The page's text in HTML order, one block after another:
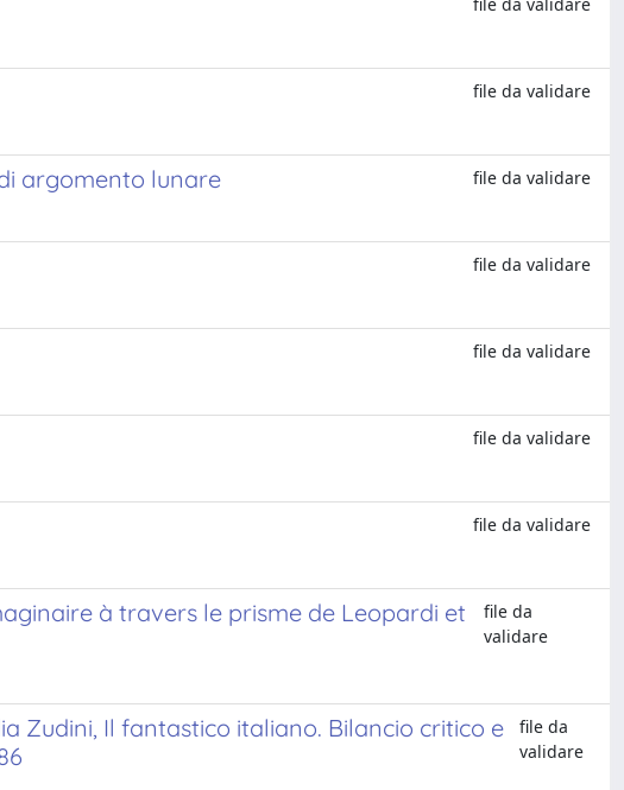
file da validare
argomento lunare file da validare
file da validare
file da validare
file da validare
file da validare
à travers le prisme de Leopardi et
file da
validare
Zudini, Il fantastico italiano. Bilancio critico e
file da
validare